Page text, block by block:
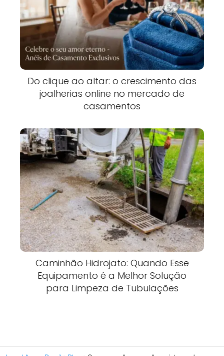
Do clique ao altar: o crescimento das
joalherias online no mercado de
casamentos
Caminhão Hidrojato: Quando Esse
Equipamento é a Melhor Solução
para Limpeza de Tubulações